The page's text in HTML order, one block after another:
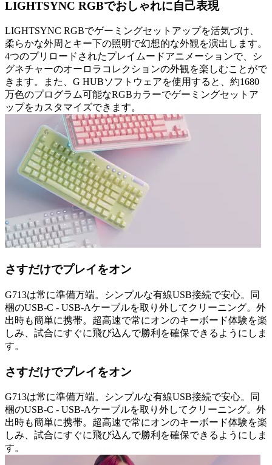
LIGHTSYNC RGBでおしゃれに自己表現
LIGHTSYNC RGBでゲーミングセットアップを活気づけ、
柔らかな外周とキー下の照明で幻想的な外観を演出します。
4つのプリロードされたプレイムードアニメーションで、シ
グネチャーのオーロラコレクションの外観を楽しむことがで
きます。また、G HUBソフトウェアを使用すると、約1680
万色のプログラム可能なRGBカラーでゲーミングセットア
ップをカスタマイズできます。
さすだけでプレイをオン
G713は常に準備万端。シンプルな有線USB接続で安心。同
梱のUSB-C - USB-Aケーブルを取り外してクリーニング。外
出時も簡単に携帯。超高速で常にオンのキーボード体験を楽
しみ、試合にすぐに飛び込んで勝利を確保できるようにしま
す。
さすだけでプレイをオン
G713は常に準備万端。シンプルな有線USB接続で安心。同
梱のUSB-C - USB-Aケーブルを取り外してクリーニング。外
出時も簡単に携帯。超高速で常にオンのキーボード体験を楽
しみ、試合にすぐに飛び込んで勝利を確保できるようにしま
す。